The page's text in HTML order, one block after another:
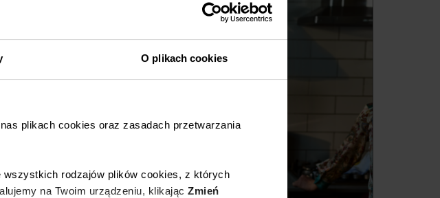
O plikach cookies
plikach cookies oraz zasadach przetwarzania
rodzajów plików cookies, z których
na Twoim urządzeniu, klikając Zmień